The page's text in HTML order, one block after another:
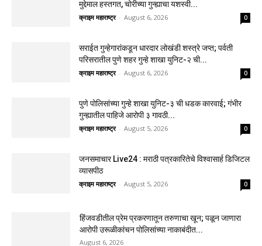
मुद्देमाल हस्तगत, चोरीच्या गुन्ह्याचा यशस्वी...
क्राइम महाराष्ट्र - August 6, 2026 0
सराईत गुन्हेगारांकडून धारदार लोखंडी शस्त्रे जप्त; पर्वती
परिसरातील पुणे शहर गुन्हे शाखा युनिट-२ ची...
क्राइम महाराष्ट्र - August 6, 2026 0
पुणे पोलिसांच्या गुन्हे शाखा युनिट-३ ची धडक कारवाई; गंभीर
गुन्ह्यातील पाहिजे आरोपी ३ गावठी...
क्राइम महाराष्ट्र - August 5, 2026 0
जनसमाचार Live24 : मराठी पत्रकारितेचे विश्वासार्ह डिजिटल
व्यासपीठ
क्राइम महाराष्ट्र - August 5, 2026 0
हिंजवडीतील प्रेम प्रकरणातून तरुणाचा खून; पळून जाणारा
आरोपी उरूळीकांचन पोलिसांच्या नाकाबंदीत...
August 6, 2026